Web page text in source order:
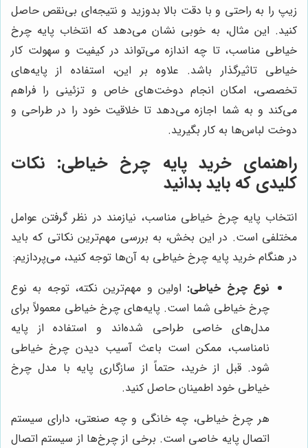
زیپ را به راحتی و با دقت بالا بدوزید و نتیجه‌ای بی‌نقص حاصل
کنید. این مثال، به خوبی نشان می‌دهد که انتخاب پایه چرخ
خیاطی مناسب، تا چه اندازه می‌تواند در کیفیت و سهولت کار
خیاطی تاثیرگذار باشد. علاوه بر این، استفاده از پایه‌های
تخصصی، امکان انجام دوخت‌های خاص و تزئینی را فراهم
می‌کند و به شما اجازه می‌دهد تا خلاقیت خود را در طراحی و
دوخت لباس‌ها به کار بگیرید.
راهنمای خرید پایه چرخ خیاطی: نکات
کلیدی که باید بدانید
انتخاب پایه چرخ خیاطی مناسب، نیازمند در نظر گرفتن عوامل
مختلفی است. در این بخش، به بررسی مهم‌ترین نکاتی که باید
در هنگام خرید پایه چرخ خیاطی به آن‌ها توجه کنید، می‌پردازیم:
نوع چرخ خیاطی: اولین و مهم‌ترین نکته، توجه به نوع
چرخ خیاطی شما است. پایه‌های چرخ خیاطی معمولاً برای
مدل‌های خاصی طراحی شده‌اند و استفاده از پایه
نامناسب، ممکن است باعث آسیب دیدن چرخ خیاطی
شود. قبل از خرید، حتماً از سازگاری پایه با مدل چرخ
خیاطی خود اطمینان حاصل کنید.
هر چرخ خیاطی، چه خانگی و چه صنعتی، دارای سیستم
اتصال پایه خاصی است. برخی از چرخ‌ها از سیستم اتصال